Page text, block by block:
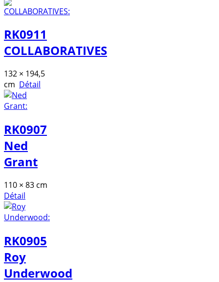
RK0911
COLLABORATIVES
132 × 194,5
cm Détail
RK0907
Ned
Grant
110 × 83 cm
Détail
RK0905
Roy
Underwood